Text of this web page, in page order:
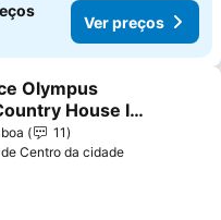
Ver preços
aos favoritos
Olympus
House In
Land
11
Centro da cidade